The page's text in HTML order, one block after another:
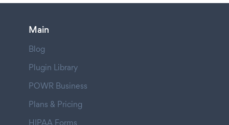
Main
Blog
Plugin Library
POWR Business
Plans & Pricing
HIPAA Forms